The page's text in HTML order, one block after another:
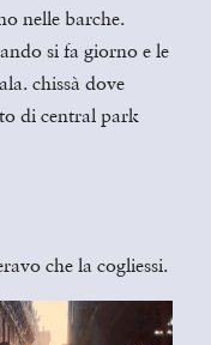
nelle barche.
si fa giorno e le
chissà dove
di central park
che la cogliessi.